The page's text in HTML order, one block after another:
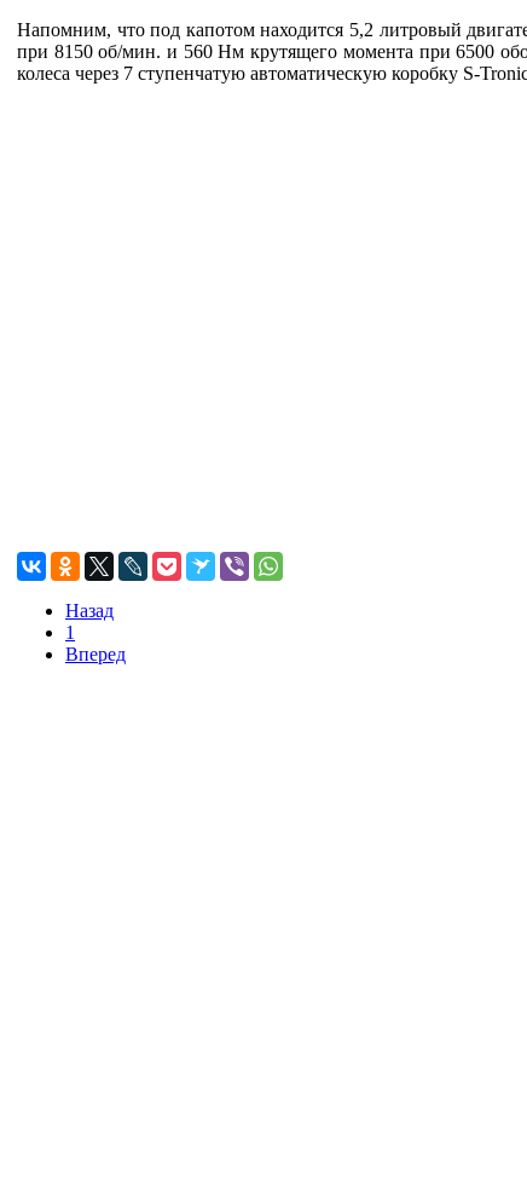
Напомним, что под капотом находится 5,2 литровый
при 8150 об/мин. и ​​560 Нм крутящего момента при 6500
колеса через 7 ступенчатую автоматическую коробку S-
Назад
1
Вперед